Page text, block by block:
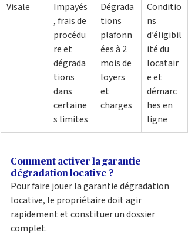
Visale
Impayés
, frais de
procédu
re et
dégrada
tions
dans
certaine
s limites
Dégrada
tions
plafonn
ées à 2
mois de
loyers
et
charges
Conditio
ns
d’éligibil
ité du
locatair
e et
démarc
hes en
ligne
Comment activer la garantie
dégradation locative ?
Pour faire jouer la garantie dégradation
locative, le propriétaire doit agir
rapidement et constituer un dossier
complet.